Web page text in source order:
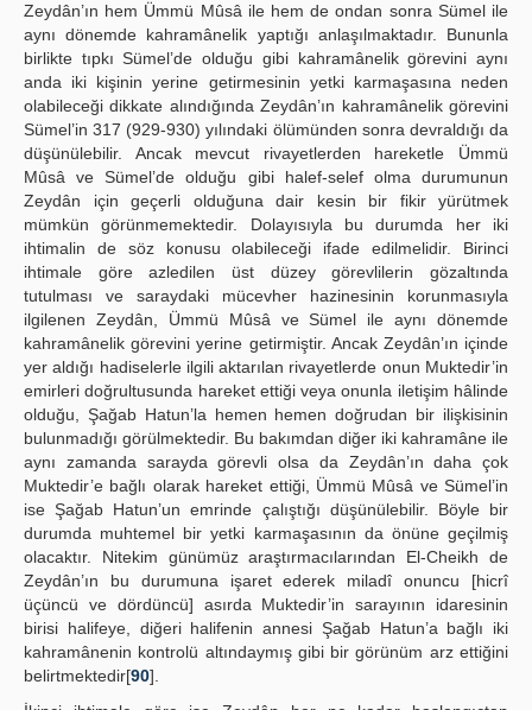
Zeydân’ın hem Ümmü Mûsâ ile hem de ondan sonra Sümel ile
aynı dönemde kahramânelik yaptığı anlaşılmaktadır. Bununla
birlikte tıpkı Sümel’de olduğu gibi kahramânelik görevini aynı
anda iki kişinin yerine getirmesinin yetki karmaşasına neden
olabileceği dikkate alındığında Zeydân’ın kahramânelik görevini
Sümel’in 317 (929-930) yılındaki ölümünden sonra devraldığı da
düşünülebilir. Ancak mevcut rivayetlerden hareketle Ümmü
Mûsâ ve Sümel’de olduğu gibi halef-selef olma durumunun
Zeydân için geçerli olduğuna dair kesin bir fikir yürütmek
mümkün görünmemektedir. Dolayısıyla bu durumda her iki
ihtimalin de söz konusu olabileceği ifade edilmelidir. Birinci
ihtimale göre azledilen üst düzey görevlilerin gözaltında
tutulması ve saraydaki mücevher hazinesinin korunmasıyla
ilgilenen Zeydân, Ümmü Mûsâ ve Sümel ile aynı dönemde
kahramânelik görevini yerine getirmiştir. Ancak Zeydân’ın içinde
yer aldığı hadiselerle ilgili aktarılan rivayetlerde onun Muktedir’in
emirleri doğrultusunda hareket ettiği veya onunla iletişim hâlinde
olduğu, Şağab Hatun’la hemen hemen doğrudan bir ilişkisinin
bulunmadığı görülmektedir. Bu bakımdan diğer iki kahramâne ile
aynı zamanda sarayda görevli olsa da Zeydân’ın daha çok
Muktedir’e bağlı olarak hareket ettiği, Ümmü Mûsâ ve Sümel’in
ise Şağab Hatun’un emrinde çalıştığı düşünülebilir. Böyle bir
durumda muhtemel bir yetki karmaşasının da önüne geçilmiş
olacaktır. Nitekim günümüz araştırmacılarından El-Cheikh de
Zeydân’ın bu durumuna işaret ederek miladî onuncu [hicrî
üçüncü ve dördüncü] asırda Muktedir’in sarayının idaresinin
birisi halifeye, diğeri halifenin annesi Şağab Hatun’a bağlı iki
kahramânenin kontrolü altındaymış gibi bir görünüm arz ettiğini
belirtmektedir[90].